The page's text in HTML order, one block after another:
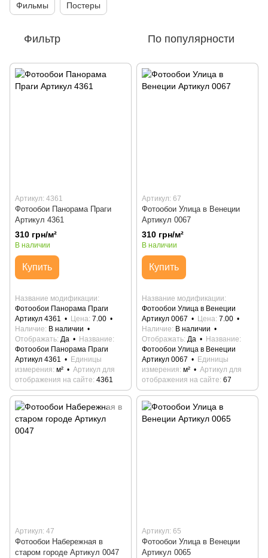
Фильмы Постеры
Фильтр По популярности
Артикул: 4361
Фотообои Панорама Праги
Артикул 4361
310 грн/м²
В наличии
Купить
Название модификации
Фотообои Панорама Праги
Артикул 4361
Цена 7.00
Наличие
В наличии
Отображать Да
Название
Фотообои Панорама Праги
Артикул 4361
Единицы
измерения м²
Артикул для
отображения на сайте 4361
Артикул: 67
Фотообои Улица в Венеции
Артикул 0067
310 грн/м²
В наличии
Купить
Название модификации
Фотообои Улица в Венеции
Артикул 0067
Цена 7.00
Наличие
В наличии
Отображать Да
Название
Фотообои Улица в Венеции
Артикул 0067
Единицы
измерения м²
Артикул для
отображения на сайте 67
Артикул: 47
Фотообои Набережная в
старом городе Артикул 0047
Артикул: 65
Фотообои Улица в Венеции
Артикул 0065